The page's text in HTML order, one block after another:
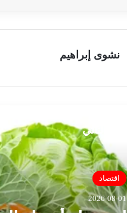
نشوى إبراهيم
أقرأ التالي
اقتصاد
2026-08-01